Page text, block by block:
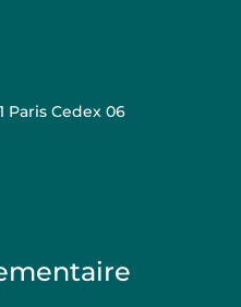
Paris Cedex 06